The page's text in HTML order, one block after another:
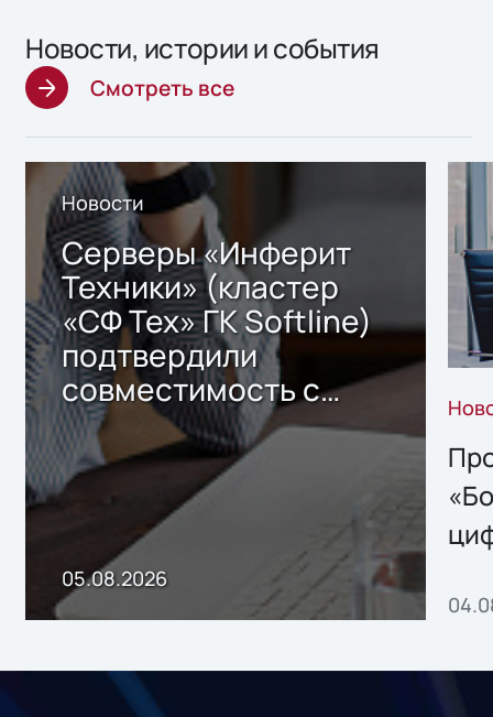
Новости, истории и события
Смотреть все
Новости
Серверы «Инферит
Техники» (кластер
«СФ Тех» ГК Softline)
подтвердили
совместимость с
решением Sharx
Storage 2.x для
хранения данных
05.08.2026